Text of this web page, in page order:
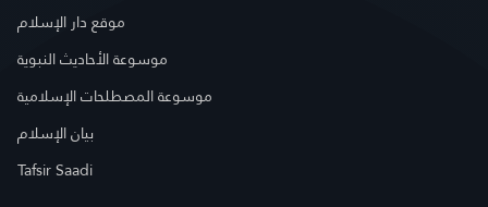
موقع دار الإسلام
موسوعة الأحاديث النبوية
موسوعة المصطلحات الإسلامية
بيان الإسلام
Tafsir Saadi